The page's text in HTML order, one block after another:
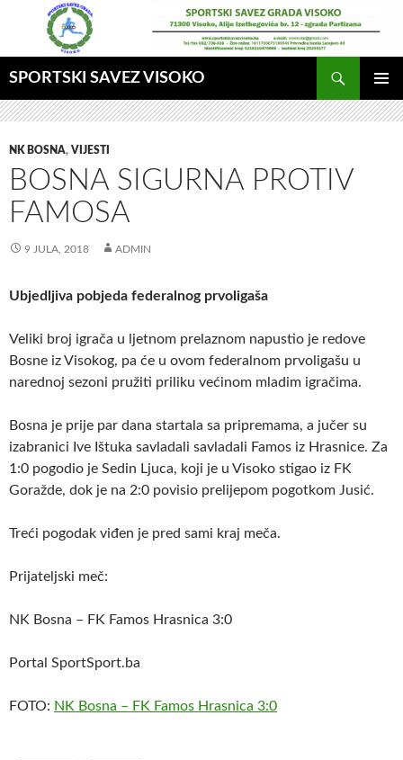
SPORTSKI SAVEZ VISOKO
GLAVNI
MENI
NK BOSNA, VIJESTI
BOSNA SIGURNA PROTIV
FAMOSA
9 JULA, 2018 ADMIN
Ubjedljiva pobjeda federalnog prvoligaša
Veliki broj igrača u ljetnom prelaznom napustio je redove
Bosne iz Visokog, pa će u ovom federalnom prvoligašu u
narednoj sezoni pružiti priliku većinom mladim igračima.
Bosna je prije par dana startala sa pripremama, a jučer su
izabranici Ive Ištuka savladali savladali Famos iz Hrasnice. Za
1:0 pogodio je Sedin Ljuca, koji je u Visoko stigao iz FK
Goražde, dok je na 2:0 povisio prelijepom pogotkom Jusić.
Treći pogodak viđen je pred sami kraj meča.
Prijateljski meč:
NK Bosna – FK Famos Hrasnica 3:0
Portal SportSport.ba
FOTO: NK Bosna – FK Famos Hrasnica 3:0